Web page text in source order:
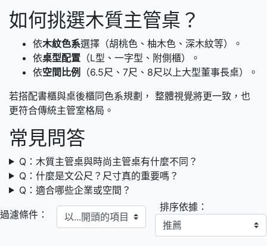
如何挑選木質主管桌？
依木紋色系選擇（胡桃色、柚木色、深木紋等）。
依桌型配置 （L型、一字型、附側櫃）。
依空間比例
（6.5尺、7尺、8尺以上大型董事長桌）。
若搭配書櫃與桌後櫃同色系規劃， 整體視覺將更一致，也
更符合傳統主管室格局。
常見問答
Q：木質主管桌與時尚主管桌有什麼不同？
Q：什麼是文公尺？尺寸真的重要嗎？
Q：適合哪些企業或空間？
過濾條件： 以...開頭的項目 排序依據：